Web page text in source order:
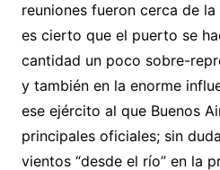
reuniones fueron cerca de
es cierto que el puerto se
cantidad un poco sobre-
y también en la enorme
ese ejército al que Buenos
principales oficiales; sin
vientos “desde el río” en la